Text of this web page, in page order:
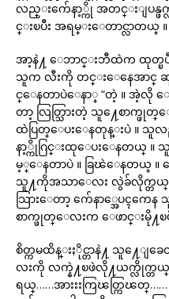
လည္းက်ေနာ့္ကို အတင္းျပန္ဖ
င္းၿပီး အရမ္းေတာင္လာတယ္ ။
အာ့နဲ႔ ေဘာင္းဘီထဲက ထုတ္ၿ
သူက လီးကို တင္းေနေအာင္ ဆု
င္ေနတာပဲေနာ္ “တဲ့ ။ အဲ့လို
တာ့ လြတ္သြားတဲ့ သူ႔ေစာက္ဖု
ထဲပြတ္ေပးေနတုန္းပဲ ။ သူ
နာ့္ကိုဂြင္းထုေပးေနတယ္ ။
မ့္ေနတာပဲ ။ ခြၽဲေနတယ္ ။
သူ႔ကိုအသာေလး လွဲခ်လိုက္တ
သြားေတာ့ က်ေနာ္အေပၚကေ
စာက္ဖုတ္ေလးက ေဖာင္းမို႔ၿပီ
စိတ္ကမထိန္းႏိုင္တာနဲ႔ သူ႔ေျခ
လးကို လက္နဲ႔ၿဖဲလို႔ယက္လိုက္တယ္
ရယ္……အားးးကြၽတ္ကြၽတ္